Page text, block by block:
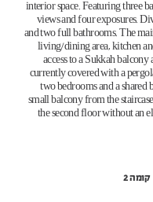
interior space. Featuring three
views and four exposures.
and two full bathrooms. The
living/dining area, kitchen
access to a Sukkah
currently covered with a
two bedrooms and a shared
small balcony from the
the second floor without an